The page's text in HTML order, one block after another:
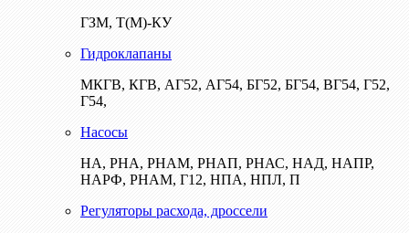
ГЗМ, Т(М)-КУ
Гидроклапаны
МКГВ, КГВ, АГ52, АГ54, БГ52, БГ54, ВГ54, Г52,
Г54,
Насосы
НА, РНА, РНАМ, РНАП, РНАС, НАД, НАПР,
НАРФ, РНАМ, Г12, НПА, НПЛ, П
Регуляторы расхода, дроссели